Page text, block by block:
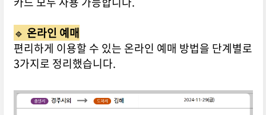
🔹 온라인 예매
편리하게 이용할 수 있는 온라인 예매 방법을 단계별로
3가지로 정리했습니다.